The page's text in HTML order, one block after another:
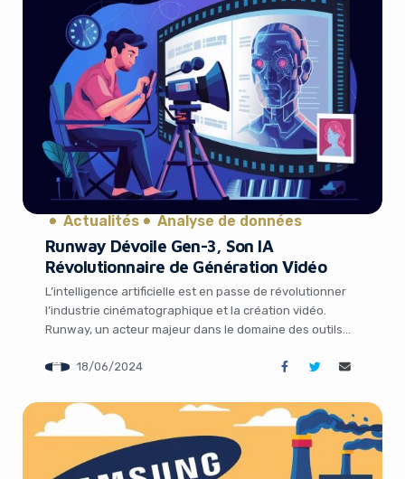
Actualités Analyse de données
Runway Dévoile Gen-3, Son IA
Révolutionnaire de Génération Vidéo
L’intelligence artificielle est en passe de révolutionner
l’industrie cinématographique et la création vidéo.
Runway, un acteur majeur dans le domaine des outils
vient de dévoiler Gen-3 Alpha, son dernier modèle d’IA
descriptions textuelles et d’images fixes. Cette avancée
[…]
18/06/2024
It looks like you're
using an ad-blocker!